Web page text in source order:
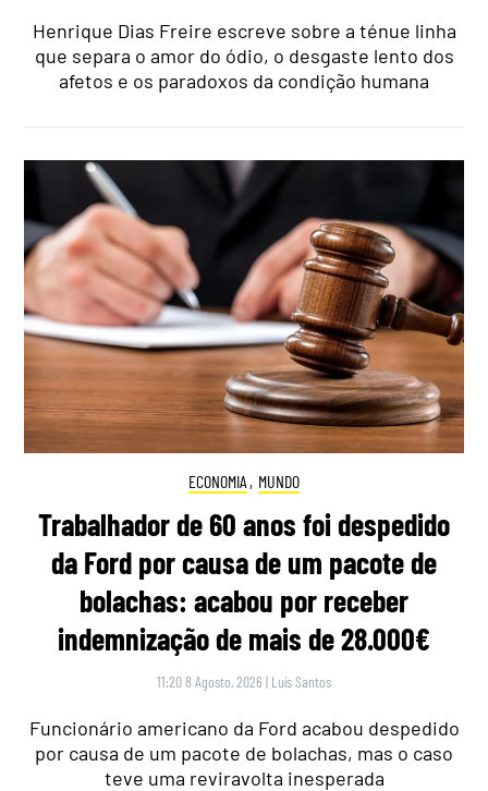
Henrique Dias Freire escreve sobre a ténue linha
que separa o amor do ódio, o desgaste lento dos
afetos e os paradoxos da condição humana
ECONOMIA , MUNDO
Trabalhador de 60 anos foi despedido
da Ford por causa de um pacote de
bolachas: acabou por receber
indemnização de mais de 28.000€
11:20 8 Agosto, 2026 | Luís Santos
Funcionário americano da Ford acabou despedido
por causa de um pacote de bolachas, mas o caso
teve uma reviravolta inesperada